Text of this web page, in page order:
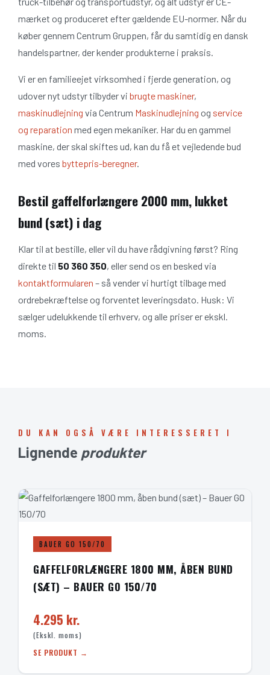
mærket og produceret efter gældende EU-normer. Når du
køber gennem Centrum Gruppen, får du samtidig en dansk
handelspartner, der kender produkterne i praksis.
Vi er en familieejet virksomhed i fjerde generation, og
udover nyt udstyr tilbyder vi brugte maskiner,
maskinudlejning via Centrum Maskinudlejning og service
og reparation med egen mekaniker. Har du en gammel
maskine, der skal skiftes ud, kan du få et vejledende bud
med vores byttepris-beregner.
Bestil gaffelforlængere 2000 mm, lukket
bund (sæt) i dag
Klar til at bestille, eller vil du have rådgivning først? Ring
direkte til 50 360 350, eller send os en besked via
kontaktformularen – så vender vi hurtigt tilbage med
ordrebekræftelse og forventet leveringsdato. Husk: Vi
sælger udelukkende til erhverv, og alle priser er ekskl.
moms.
DU KAN OGSÅ VÆRE INTERESSERET I
Lignende produkter
BAUER GO 150/70
GAFFELFORLÆNGERE 1800 MM, ÅBEN BUND
(SÆT) – BAUER GO 150/70
4.295 kr.
(Ekskl. moms)
SE PRODUKT →